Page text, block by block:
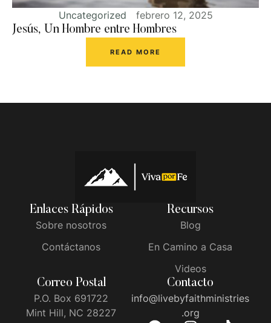
Uncategorized
febrero 12, 2025
Jesús, Un Hombre entre Hombres
READ MORE
Enlaces Rápidos
Sobre nosotros
Contáctanos
Recursos
Blog
En Camino a Casa
Videos
Correo Postal
P.O. Box 691722
Mint Hill, NC 28227
Contacto
info@livebyfaithministries
.org